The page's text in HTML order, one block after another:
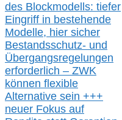
des Blockmodells: tiefer
Eingriff in bestehende
Modelle, hier sicher
Bestandsschutz- und
Übergangsregelungen
erforderlich – ZWK
können flexible
Alternative sein +++
neuer Fokus auf